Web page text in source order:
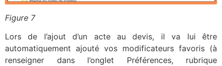
Figure 7
Lors de l’ajout d’un acte au devis, il va lui être
automatiquement ajouté vos modificateurs favoris (à
renseigner dans l’onglet Préférences, rubrique